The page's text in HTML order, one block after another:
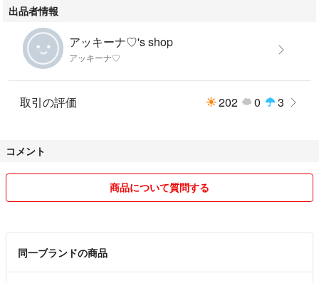
出品者情報
アッキーナ♡'s shop
アッキーナ♡
取引の評価 202 0 3
コメント
商品について質問する
同一ブランドの商品